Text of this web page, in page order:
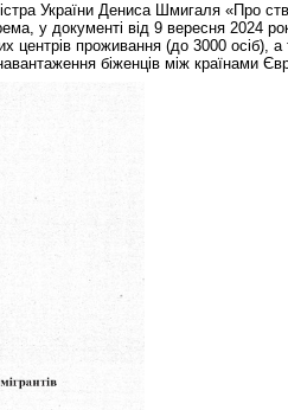
України Дениса Шмигаля «Про
у документі від 9 вересня 2024
проживання (до 3000 осіб), а
біженців між країнами